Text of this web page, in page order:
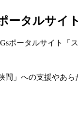
ータルサイ
ポータルサイト「
間」への支援やあ